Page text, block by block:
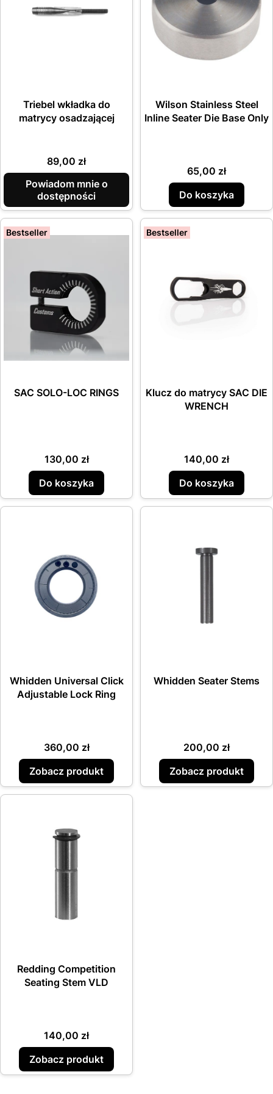
Triebel wkładka do
matrycy osadzającej
Cena
89,00 zł
Powiadom mnie o
dostępności
Wilson Stainless Steel
Inline Seater Die Base Only
Cena
65,00 zł
Do koszyka
Bestseller
SAC SOLO-LOC RINGS
Cena
130,00 zł
Do koszyka
Bestseller
Klucz do matrycy SAC DIE
WRENCH
Cena
140,00 zł
Do koszyka
Whidden Universal Click
Adjustable Lock Ring
Cena
360,00 zł
Zobacz produkt
Whidden Seater Stems
Cena
200,00 zł
Zobacz produkt
Redding Competition
Seating Stem VLD
Cena
140,00 zł
Zobacz produkt